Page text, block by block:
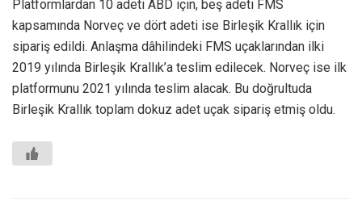
Platformlardan 10 adeti ABD için, beş adeti FMS
kapsamında Norveç ve dört adeti ise Birleşik Krallık için
sipariş edildi. Anlaşma dâhilindeki FMS uçaklarından ilki
2019 yılında Birleşik Krallık’a teslim edilecek. Norveç ise ilk
platformunu 2021 yılında teslim alacak. Bu doğrultuda
Birleşik Krallık toplam dokuz adet uçak sipariş etmiş oldu.